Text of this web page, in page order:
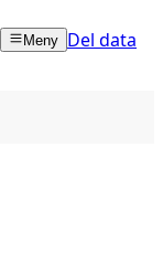
Meny Del data